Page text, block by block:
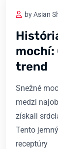
by Asian
mochí:
trend
Snežné
medzi
získali
Tento
receptúry